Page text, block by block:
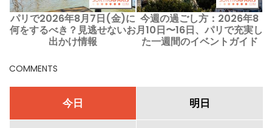
パリで2026年8月7日(金)に
何をするべき？見逃せないお
出かけ情報
今週の過ごし方：2026年8
月10日〜16日、パリで充実し
た一週間のイベントガイド
COMMENTS
今日 明日